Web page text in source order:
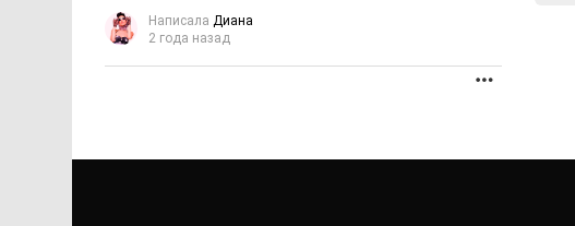
Написала Диана
2 года назад